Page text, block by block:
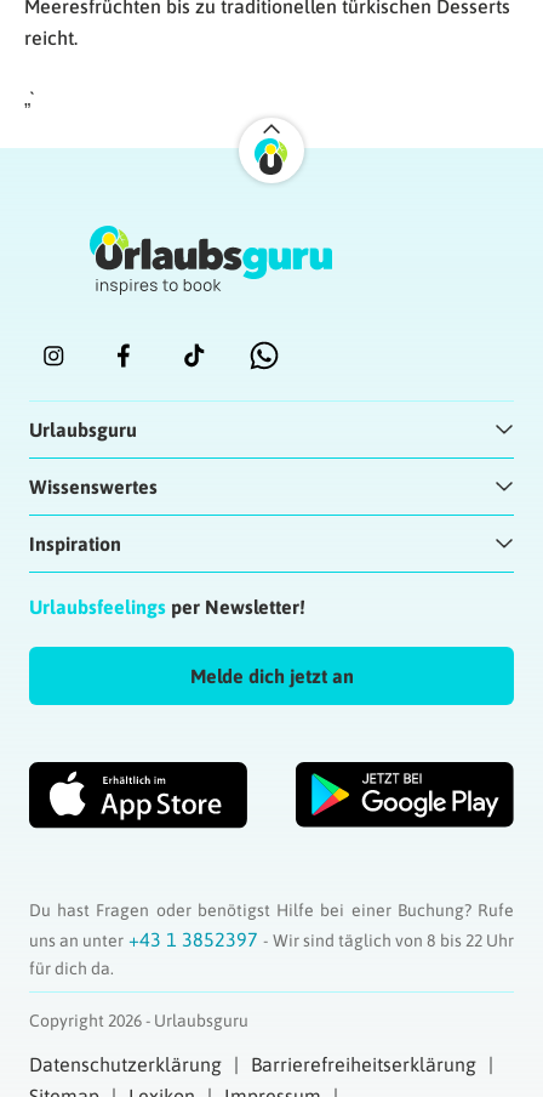
Meeresfrüchten bis zu traditionellen türkischen Desserts
reicht.
„`
Urlaubsguru
Wissenswertes
Inspiration
Urlaubsfeelings per Newsletter!
Melde dich jetzt an
Du hast Fragen oder benötigst Hilfe bei einer Buchung? Rufe
uns an unter +43 1 3852397- Wir sind täglich von 8 bis 22 Uhr
für dich da.
Copyright 2026 - Urlaubsguru
Datenschutzerklärung
Barrierefreiheitserklärung